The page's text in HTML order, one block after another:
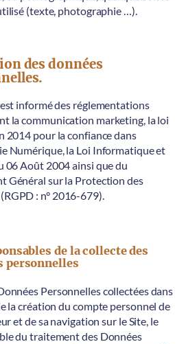
(texte, photographie …).
des données
informé des réglementations
la communication marketing, la loi
2014 pour la confiance dans
Numérique, la Loi Informatique et
06 Août 2004 ainsi que du
Général sur la Protection des
: n° 2016-679).
de la collecte des
personnelles
Personnelles collectées dans
la création du compte personnel de
et de sa navigation sur le Site, le
du traitement des Données